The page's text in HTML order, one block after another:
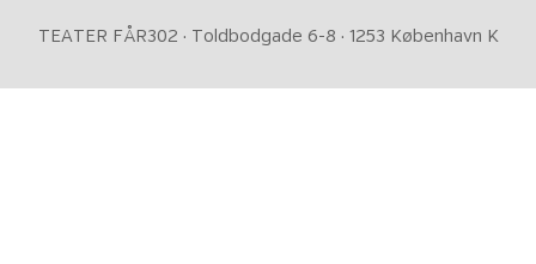
TEATER FÅR302 · Toldbodgade 6-8 · 1253 København K